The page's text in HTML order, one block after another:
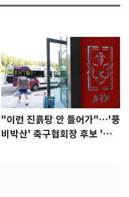
"이런 진흙탕 안 들어가"…'풍
비박산' 축구협회장 후보 '실